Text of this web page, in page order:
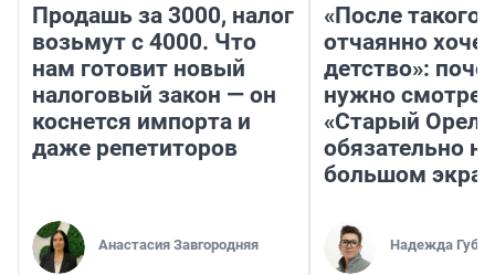
Продашь за 3000, налог
возьмут с 4000. Что
нам готовит новый
налоговый закон — он
коснется импорта и
даже репетиторов
Анастасия Завгородняя
«После такого
отчаянно
детство»:
нужно
«Старый
обязательно на
большом
Надежда